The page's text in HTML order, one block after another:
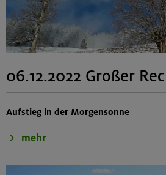
06.12.2022 Großer
Aufstieg in der Morgensonne
mehr